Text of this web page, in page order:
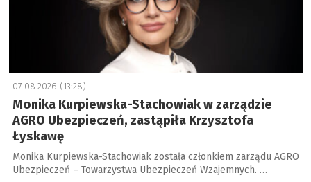
07.08.2026 (13:28)
Monika Kurpiewska-Stachowiak w zarządzie
AGRO Ubezpieczeń, zastąpiła Krzysztofa
Łyskawę
Monika Kurpiewska-Stachowiak została członkiem zarządu AGRO
Ubezpieczeń – Towarzystwa Ubezpieczeń Wzajemnych. …